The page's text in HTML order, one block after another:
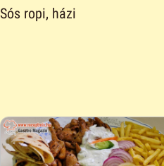
Sós ropi, házi